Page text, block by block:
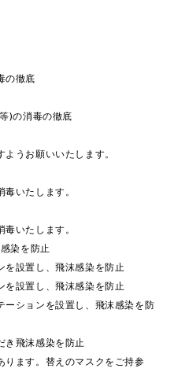
の徹底
)の消毒の徹底
うお願いいたします。
いたします。
いたします。
染を防止
設置し、飛沫感染を防止
設置し、飛沫感染を防止
ションを設置し、飛沫感染を防
飛沫感染を防止
ます。替えのマスクをご持参